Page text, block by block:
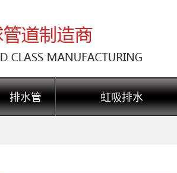
排水管 虹吸排水